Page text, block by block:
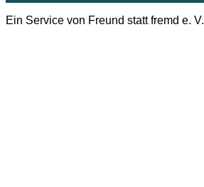
Ein Service von Freund statt fremd e. V.